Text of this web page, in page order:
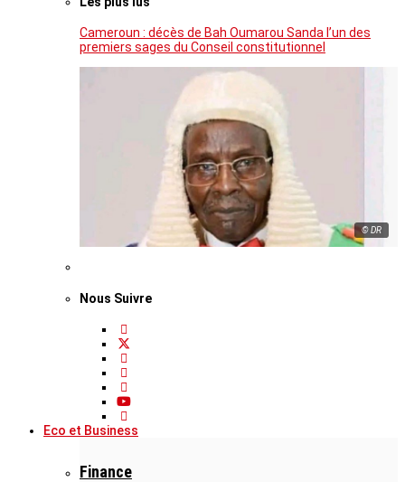
Cameroun : décès de Bah Oumarou Sanda l’un des
premiers sages du Conseil constitutionnel
© DR
Nous Suivre
Eco et Business
Finance